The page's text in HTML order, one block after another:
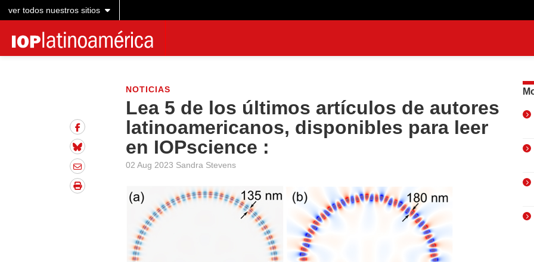
ver todos nuestros sitios
NOTICIAS
Lea 5 de los últimos artículos de autores
latinoamericanos, disponibles para leer
en IOPscience :
02 Aug 2023 Sandra Stevens